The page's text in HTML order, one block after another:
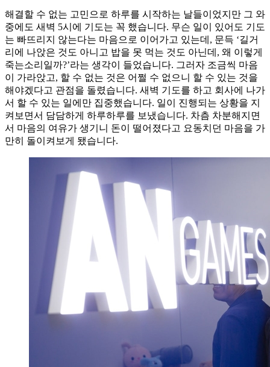
해결할 수 없는 고민으로 하루를 시작하는 날들이었지만 그 와
중에도 새벽 5시에 기도는 꼭 했습니다. 무슨 일이 있어도 기도
는 빠뜨리지 않는다는 마음으로 이어가고 있는데, 문득 ‘길거
리에 나앉은 것도 아니고 밥을 못 먹는 것도 아닌데, 왜 이렇게
죽는소리일까?’라는 생각이 들었습니다. 그러자 조금씩 마음
이 가라앉고, 할 수 없는 것은 어쩔 수 없으니 할 수 있는 것을
해야겠다고 관점을 돌렸습니다. 새벽 기도를 하고 회사에 나가
서 할 수 있는 일에만 집중했습니다. 일이 진행되는 상황을 지
켜보면서 담담하게 하루하루를 보냈습니다. 차츰 차분해지면
서 마음의 여유가 생기니 돈이 떨어졌다고 요동치던 마음을 가
만히 돌이켜보게 됐습니다.